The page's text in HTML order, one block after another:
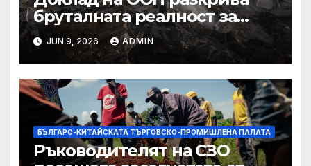
бруталната реалност за
палестинците в Газа,
Западния бряг
JUN 9, 2026 ADMIN
БЪЛГАРО-КИТАЙСКАТА ТЪРГОВСКО-ПРОМИШЛЕНА ПАЛАТА
Ръководителят на СЗО